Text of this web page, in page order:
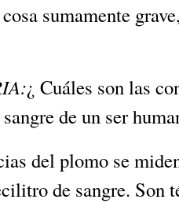
sumamente
¿ Cuáles son las
de un ser
del plomo se
de sangre. Son